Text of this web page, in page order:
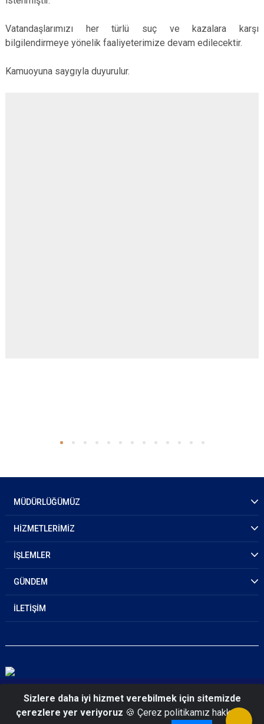
Vatandaşlarımızı her türlü suç ve kazalara karşı
bilgilendirmeye yönelik faaliyeterimize devam edilecektir.
Kamuoyuna saygıyla duyurulur.
MÜDÜRLÜĞÜMÜZ
HİZMETLERİMİZ
İŞLEMLER
GÜNDEM
İLETİŞİM
© 2026 Zonguldak Emniyet Müdürlüğü
Sizlere daha iyi hizmet verebilmek için sitemizde
çerezlere yer veriyoruz 🍪 Çerez politikamız hakkında